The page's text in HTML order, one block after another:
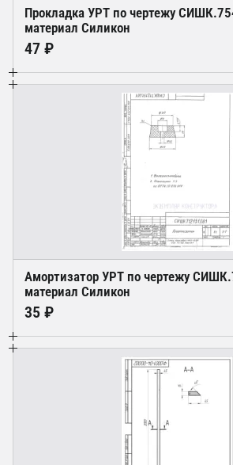
Прокладка УРТ по чертежу
материал Силикон
47 ₽
Амортизатор УРТ по чертежу
материал Силикон
35 ₽